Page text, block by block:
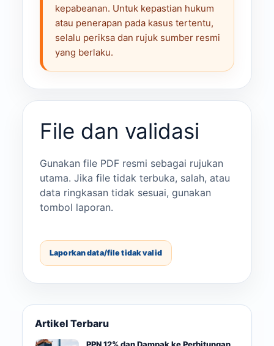
kepabeanan. Untuk kepastian hukum
atau penerapan pada kasus tertentu,
selalu periksa dan rujuk sumber resmi
yang berlaku.
File dan validasi
Gunakan file PDF resmi sebagai rujukan
utama. Jika file tidak terbuka, salah, atau
data ringkasan tidak sesuai, gunakan
tombol laporan.
Laporkan data/file tidak valid
Artikel Terbaru